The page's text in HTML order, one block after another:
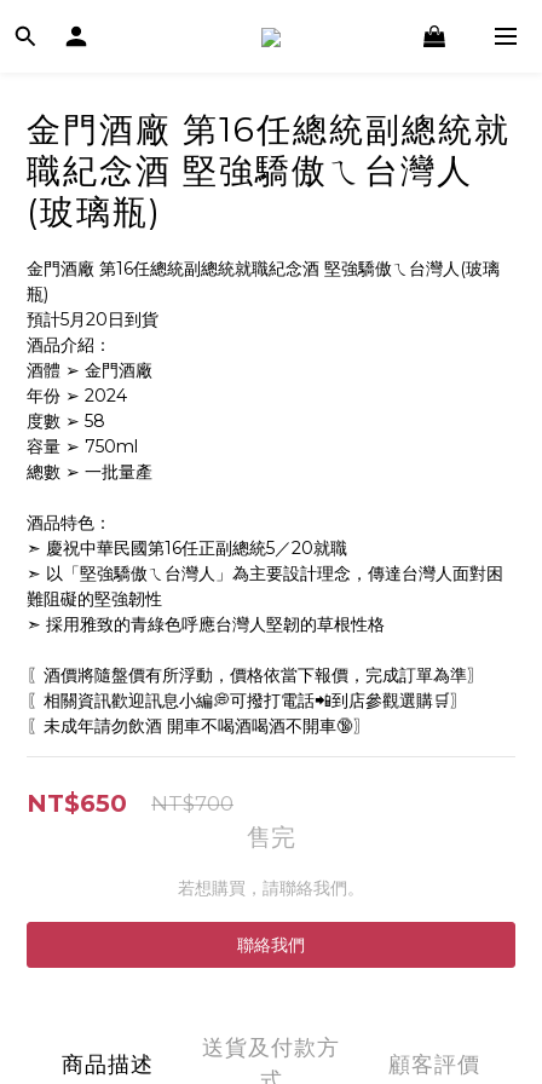
金門酒廠 第16任總統副總統就
職紀念酒 堅強驕傲ㄟ台灣人
(玻璃瓶)
金門酒廠 第16任總統副總統就職紀念酒 堅強驕傲ㄟ台灣人(玻璃
瓶)
預計5月20日到貨
酒品介紹：
酒體 ➢ 金門酒廠
年份 ➢ 2024
度數 ➢ 58
容量 ➢ 750ml
總數 ➢ 一批量產
酒品特色：
➣ 慶祝中華民國第16任正副總統5／20就職
➣ 以「堅強驕傲ㄟ台灣人」為主要設計理念，傳達台灣人面對困
難阻礙的堅強韌性
➣ 採用雅致的青綠色呼應台灣人堅韌的草根性格
〖酒價將隨盤價有所浮動，價格依當下報價，完成訂單為準〗
〖相關資訊歡迎訊息小編💭可撥打電話📲到店參觀選購🛒〗
〖未成年請勿飲酒 開車不喝酒喝酒不開車🔞〗
NT$650 NT$700
售完
若想購買，請聯絡我們。
聯絡我們
商品描述
送貨及付款方
顧客評價